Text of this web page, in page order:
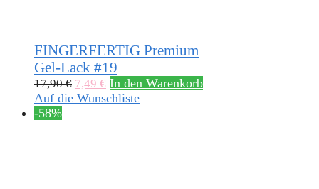
FINGERFERTIG Premium
Gel-Lack #19
17,90€ 7,49 € In den Warenkorb
Auf die Wunschliste
-58%